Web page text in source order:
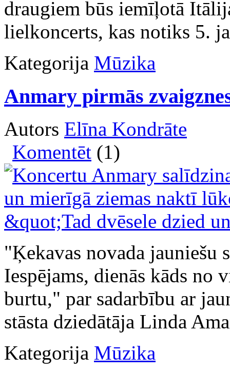
draugiem būs iemīļotā
lielkoncerts, kas notiks 5.
Kategorija Mūzika
Anmary pirmās
Autors Elīna Kondrāte
Komentēt (1)
"Ķekavas novada
Iespējams, dienās kāds
burtu," par sadarbību ar
stāsta dziedātāja Linda
Kategorija Mūzika